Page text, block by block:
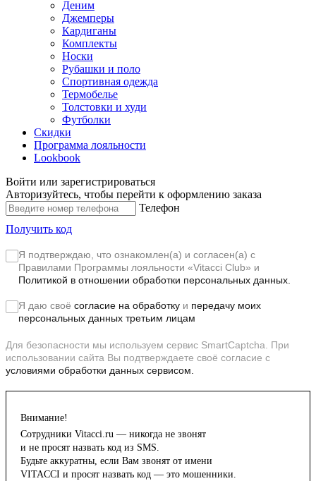
Деним
Джемперы
Кардиганы
Комплекты
Носки
Рубашки и поло
Спортивная одежда
Термобелье
Толстовки и худи
Футболки
Скидки
Программа лояльности
Lookbook
Войти или зарегистрироваться
Авторизуйтесь, чтобы перейти к оформлению заказа
Телефон
Получить код
Я подтверждаю, что ознакомлен(а) и согласен(а) с
Правилами Программы лояльности «Vitacci Club» и
Политикой в отношении обработки персональных данных.
Я даю своё согласие на обработку и передачу моих
персональных данных третьим лицам
Для безопасности мы используем сервис SmartCaptcha. При
использовании сайта Вы подтверждаете своё согласие с
условиями обработки данных сервисом.
Внимание!
Сотрудники Vitacci.ru — никогда не звонят
и не просят назвать код из SMS.
Будьте аккуратны, если Вам звонят от имени
VITACCI и просят назвать код — это мошенники.